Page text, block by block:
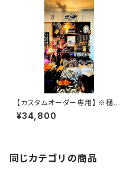
【カスタムオーダー専用】 ※樋口
様 カスタムナチュラル SSW
¥34,800
同じカテゴリの商品